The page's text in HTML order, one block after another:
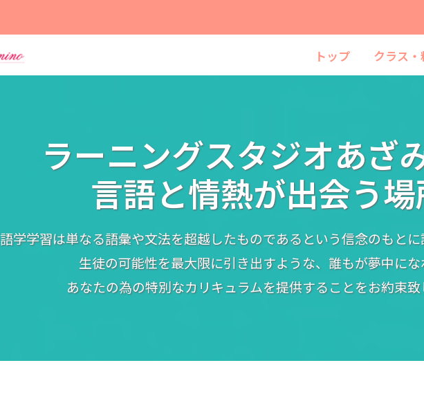
トップ クラス
ラーニングスタジオあざ
言語と情熱が出会う
語学学習は単なる語彙や文法を超越したものであるという信念のもと
生徒の可能性を最大限に引き出すような、誰もが夢中に
あなたの為の特別なカリキュラムを提供することをお約束致